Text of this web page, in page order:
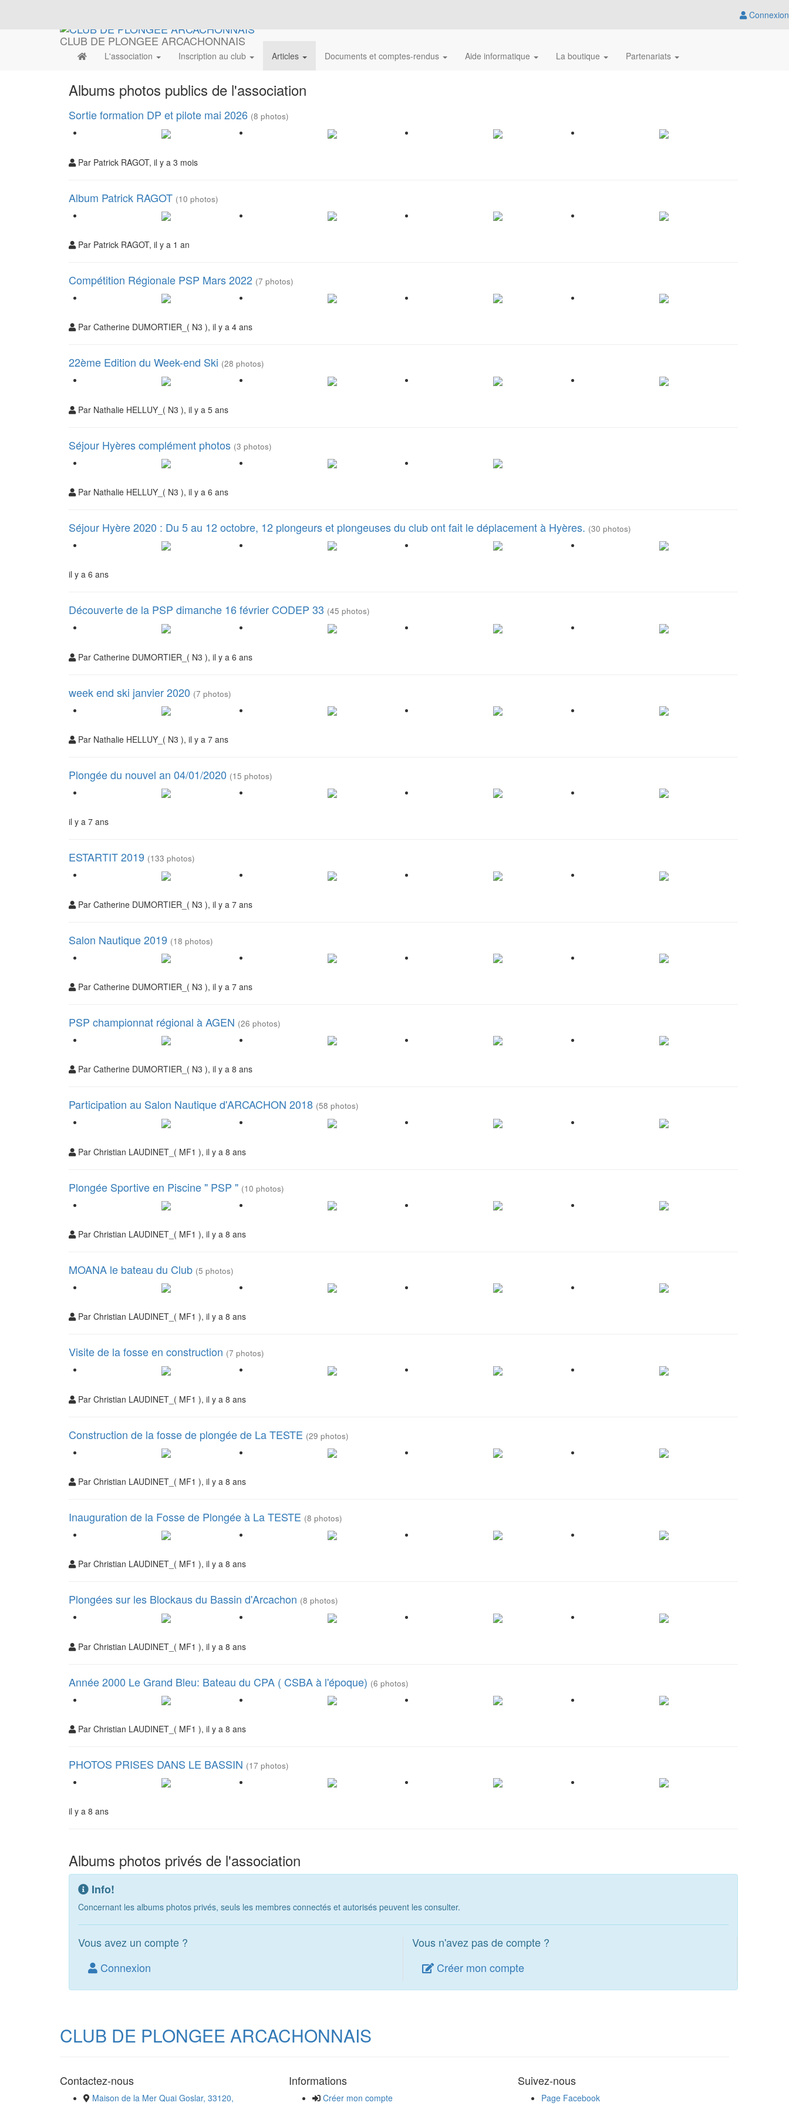
Connexion
CLUB DE PLONGEE ARCACHONNAIS
L'association Inscription au club Articles Documents et comptes-rendus Aide informatique La boutique Partenariats
Albums photos publics de l'association
Sortie formation DP et pilote mai 2026 (8 photos)
Par Patrick RAGOT, il y a 3 mois
Album Patrick RAGOT (10 photos)
Par Patrick RAGOT, il y a 1 an
Compétition Régionale PSP Mars 2022 (7 photos)
Par Catherine DUMORTIER_( N3 ), il y a 4 ans
22ème Edition du Week-end Ski (28 photos)
Par Nathalie HELLUY_( N3 ), il y a 5 ans
Séjour Hyères complément photos (3 photos)
Par Nathalie HELLUY_( N3 ), il y a 6 ans
Séjour Hyère 2020 : Du 5 au 12 octobre, 12 plongeurs et plongeuses du club ont fait le déplacement à Hyères. (30 photos)
il y a 6 ans
Découverte de la PSP dimanche 16 février CODEP 33 (45 photos)
Par Catherine DUMORTIER_( N3 ), il y a 6 ans
week end ski janvier 2020 (7 photos)
Par Nathalie HELLUY_( N3 ), il y a 7 ans
Plongée du nouvel an 04/01/2020 (15 photos)
il y a 7 ans
ESTARTIT 2019 (133 photos)
Par Catherine DUMORTIER_( N3 ), il y a 7 ans
Salon Nautique 2019 (18 photos)
Par Catherine DUMORTIER_( N3 ), il y a 7 ans
PSP championnat régional à AGEN (26 photos)
Par Catherine DUMORTIER_( N3 ), il y a 8 ans
Participation au Salon Nautique d'ARCACHON 2018 (58 photos)
Par Christian LAUDINET_( MF1 ), il y a 8 ans
Plongée Sportive en Piscine " PSP " (10 photos)
Par Christian LAUDINET_( MF1 ), il y a 8 ans
MOANA le bateau du Club (5 photos)
Par Christian LAUDINET_( MF1 ), il y a 8 ans
Visite de la fosse en construction (7 photos)
Par Christian LAUDINET_( MF1 ), il y a 8 ans
Construction de la fosse de plongée de La TESTE (29 photos)
Par Christian LAUDINET_( MF1 ), il y a 8 ans
Inauguration de la Fosse de Plongée à La TESTE (8 photos)
Par Christian LAUDINET_( MF1 ), il y a 8 ans
Plongées sur les Blockaus du Bassin d'Arcachon (8 photos)
Par Christian LAUDINET_( MF1 ), il y a 8 ans
Année 2000 Le Grand Bleu: Bateau du CPA ( CSBA à l'époque) (6 photos)
Par Christian LAUDINET_( MF1 ), il y a 8 ans
PHOTOS PRISES DANS LE BASSIN (17 photos)
il y a 8 ans
Albums photos privés de l'association
Info!
Concernant les albums photos privés, seuls les membres connectés et autorisés peuvent les consulter.
Vous avez un compte ?
Connexion
Vous n'avez pas de compte ?
Créer mon compte
CLUB DE PLONGEE ARCACHONNAIS
Contactez-nous
Maison de la Mer Quai Goslar, 33120,
Informations
Créer mon compte
Suivez-nous
Page Facebook